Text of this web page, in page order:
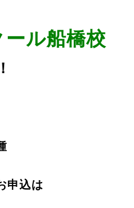
ル船橋校
申込は